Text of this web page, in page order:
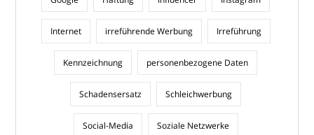
Internet irreführende Werbung Irreführung
Kennzeichnung personenbezogene Daten
Schadensersatz Schleichwerbung
Social-Media Soziale Netzwerke